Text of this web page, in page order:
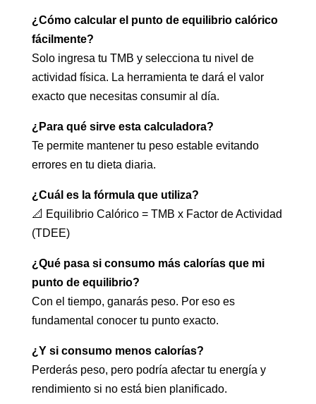
¿Cómo calcular el punto de equilibrio calórico
fácilmente?
Solo ingresa tu TMB y selecciona tu nivel de
actividad física. La herramienta te dará el valor
exacto que necesitas consumir al día.
¿Para qué sirve esta calculadora?
Te permite mantener tu peso estable evitando
errores en tu dieta diaria.
¿Cuál es la fórmula que utiliza?
📐 Equilibrio Calórico = TMB x Factor de Actividad
(TDEE)
¿Qué pasa si consumo más calorías que mi
punto de equilibrio?
Con el tiempo, ganarás peso. Por eso es
fundamental conocer tu punto exacto.
¿Y si consumo menos calorías?
Perderás peso, pero podría afectar tu energía y
rendimiento si no está bien planificado.